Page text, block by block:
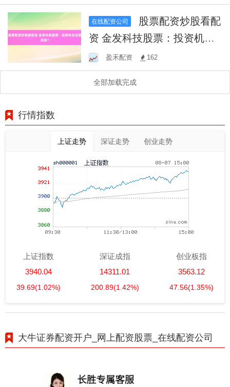
机
在线配资公司
资 金发科技股票：投资机会
还是风险？
盈禾配资 162
全部加载完成
行情指数
上证走势 深证走势 创业走势
上证指数
3940.04
39.69(1.02%)
深证成指
14311.01
200.89(1.42%)
创业板指
3563.12
47.56(1.35%)
大牛证券配资开户_网上配资股票_在线配资公司